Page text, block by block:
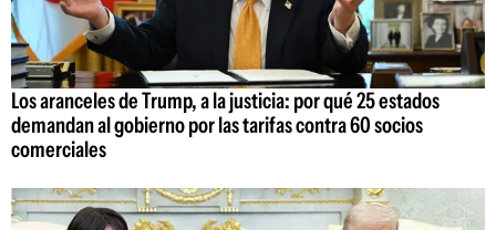
Los aranceles de Trump, a la justicia: por qué 25 estados
demandan al gobierno por las tarifas contra 60 socios
comerciales